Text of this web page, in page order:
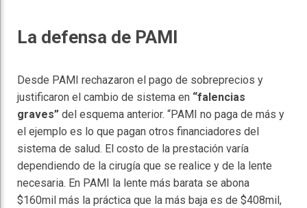
La defensa de PAMI
Desde PAMI rechazaron el pago de sobreprecios y
justificaron el cambio de sistema en “falencias
graves” del esquema anterior. “PAMI no paga de más y
el ejemplo es lo que pagan otros financiadores del
sistema de salud. El costo de la prestación varía
dependiendo de la cirugía que se realice y de la lente
necesaria. En PAMI la lente más barata se abona
$160mil más la práctica que la más baja es de $408mil,